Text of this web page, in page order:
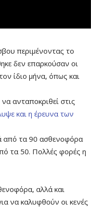
περιμένοντας το
δεν επαρκούσαν οι
ίδιο μήνα, όπως και
ανταποκριθεί στις
και η έρευνα των
από τα 90 ασθενοφόρα
τα 50. Πολλές φορές η
αλλά και
να καλυφθούν οι κενές